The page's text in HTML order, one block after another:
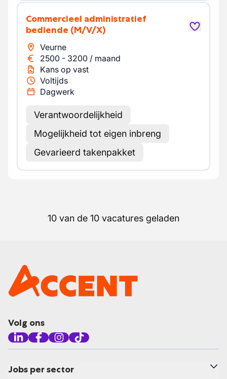
Commercieel administratief
bediende (M/V/X)
Veurne
2500 - 3200 / maand
Kans op vast
Voltijds
Dagwerk
Verantwoordelijkheid
Mogelijkheid tot eigen inbreng
Gevarieerd takenpakket
10 van de 10 vacatures geladen
Volg ons
Jobs per sector